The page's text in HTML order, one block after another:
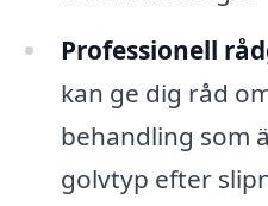
Professionell
kan ge dig råd
behandling som
golvtyp efter